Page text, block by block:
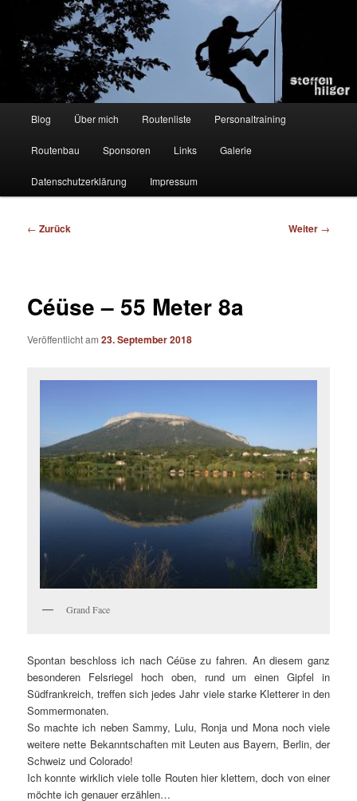
wechseln
Steffen Hilger
Kletterer – Routenbauer – Trainer
Blog Über mich Routenliste Personaltraining
Routenbau Sponsoren Links Galerie
Datenschutzerklärung Impressum
Beitragsnavigation
← Zurück Weiter →
Céüse – 55 Meter 8a
Veröffentlicht am23. September 2018
Grand Face
Spontan beschloss ich nach Céüse zu fahren. An diesem ganz
besonderen Felsriegel hoch oben, rund um einen Gipfel in
Südfrankreich, treffen sich jedes Jahr viele starke Kletterer in den
Sommermonaten.
So machte ich neben Sammy, Lulu, Ronja und Mona noch viele
weitere nette Bekanntschaften mit Leuten aus Bayern, Berlin, der
Schweiz und Colorado!
Ich konnte wirklich viele tolle Routen hier klettern, doch von einer
möchte ich genauer erzählen…